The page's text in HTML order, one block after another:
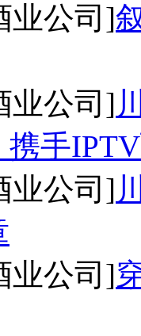
业公司]
业公司]
手
业公司]
业公司]